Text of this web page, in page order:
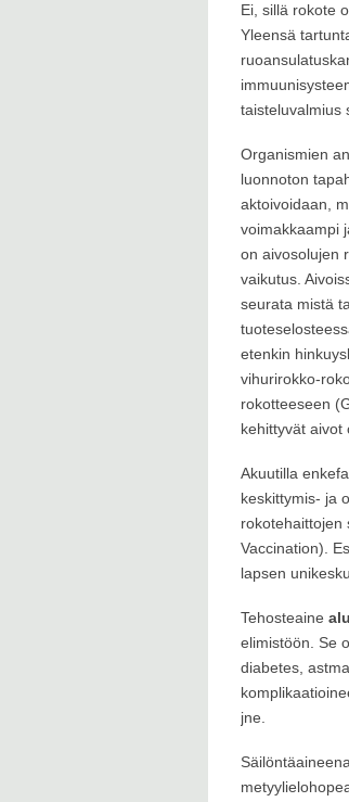
Ei, sillä rokote
Yleensä
taisteluvalmius
Organismien
luonnoton
aktoivoidaan,
voimakkaampi
on aivosolujen
vaikutus.
seurata mistä
etenkin
vihurirokko-
rokotteeseen
kehittyvät aivot
Akuutilla
keskittymis- ja
rokotehaittojen
Vaccination).
lapsen
Tehosteaine
elimistöön. Se
diabetes,
jne.